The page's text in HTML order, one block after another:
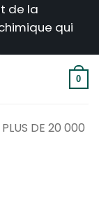
de la
qui
0
PLUS DE 20 000